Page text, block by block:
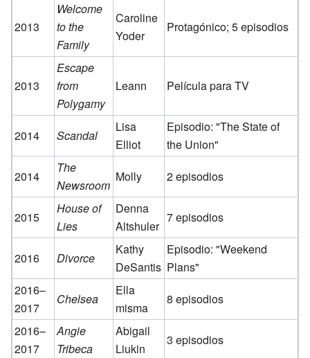
2013
Welcome
to the
Family
Caroline
Yoder
Protagónico; 5 episodios
2013
Escape
from
Polygamy
Leann Película para TV
2014 Scandal
Lisa
Elliot
Episodio: "The State of
the Union"
2014
The
Newsroom
Molly 2 episodios
2015
House of
Lies
Denna
Altshuler
7 episodios
2016 Divorce
Kathy
DeSantis
Episodio: "Weekend
Plans"
2016–
2017
Chelsea
Ella
misma
8 episodios
2016–
2017
Angie
Tribeca
Abigail
Liukin
3 episodios